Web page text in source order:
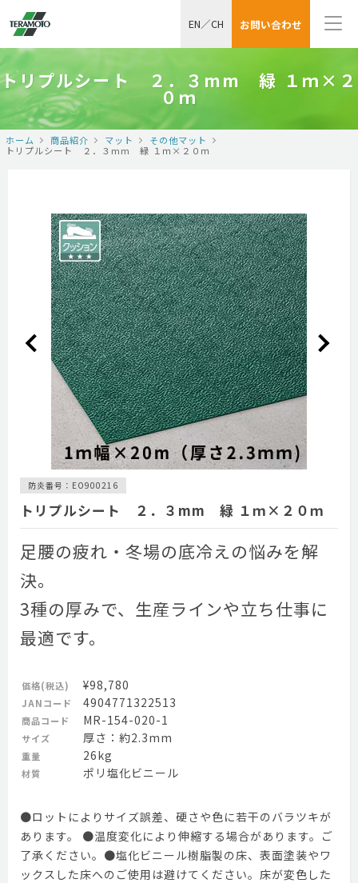
お問い合わせ
EN／CH
トリプルシート ２．３mm 緑 １ｍ×２
０ｍ
ホーム 商品紹介 マット
その他マット
トリプルシート ２．３mm 緑 １ｍ×２０ｍ
防炎番号：EO900216
トリプルシート ２．３mm 緑 １ｍ×２０ｍ
足腰の疲れ・冬場の底冷えの悩みを解
決。
3種の厚みで、生産ラインや立ち仕事に
最適です。
価格(税込) ¥98,780
JANコード 4904771322513
商品コード MR-154-020-1
サイズ 厚さ：約2.3mm
重量 26kg
材質 ポリ塩化ビニール
●ロットによりサイズ誤差、硬さや色に若干のバラツキが
あります。 ●温度変化により伸縮する場合があります。ご
了承ください。●塩化ビニール樹脂製の床、表面塗装やワ
ックスした床へのご使用は避けてください。床が変色した